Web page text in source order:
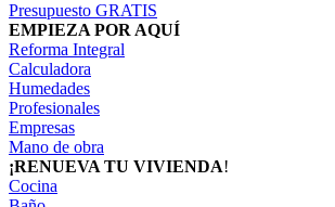
Presupuesto GRATIS
EMPIEZA POR AQUÍ
Reforma Integral
Calculadora
Humedades
Profesionales
Empresas
Mano de obra
¡RENUEVA TU VIVIENDA!
Cocina